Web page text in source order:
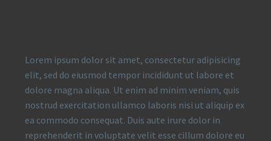
Lorem ipsum dolor sit amet, consectetur adipisicing
elit, sed do eiusmod tempor incididunt ut labore et
dolore magna aliqua. Ut enim ad minim veniam, quis
nostrud exercitation ullamco laboris nisi ut aliquip ex
ea commodo consequat. Duis aute irure dolor in
reprehenderit in voluptate velit esse cillum dolore eu